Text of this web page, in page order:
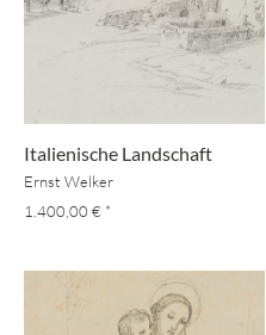
Italienische Landschaft
Ernst Welker
1.400,00 € *